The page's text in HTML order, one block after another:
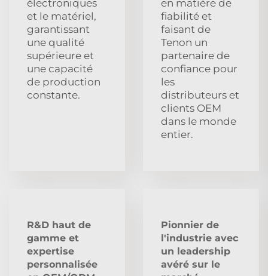
électroniques
et le matériel,
garantissant
une qualité
supérieure et
une capacité
de production
constante.
en matière de
fiabilité et
faisant de
Tenon un
partenaire de
confiance pour
les
distributeurs et
clients OEM
dans le monde
entier.
R&D haut de
gamme et
expertise
personnalisée
Pionnier de
l'industrie avec
un leadership
avéré sur le